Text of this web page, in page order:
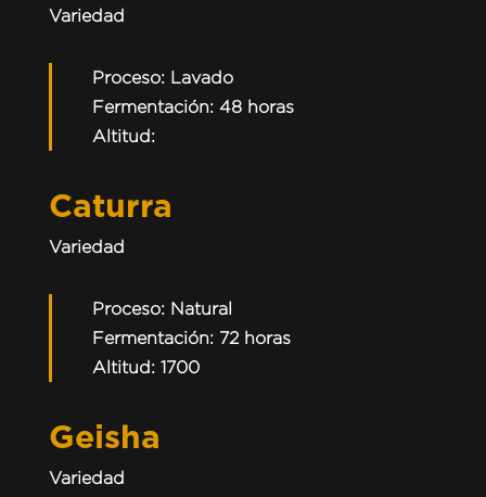
Variedad
Proceso: Lavado
Fermentación: 48 horas
Altitud:
Caturra
Variedad
Proceso: Natural
Fermentación: 72 horas
Altitud: 1700
Geisha
Variedad